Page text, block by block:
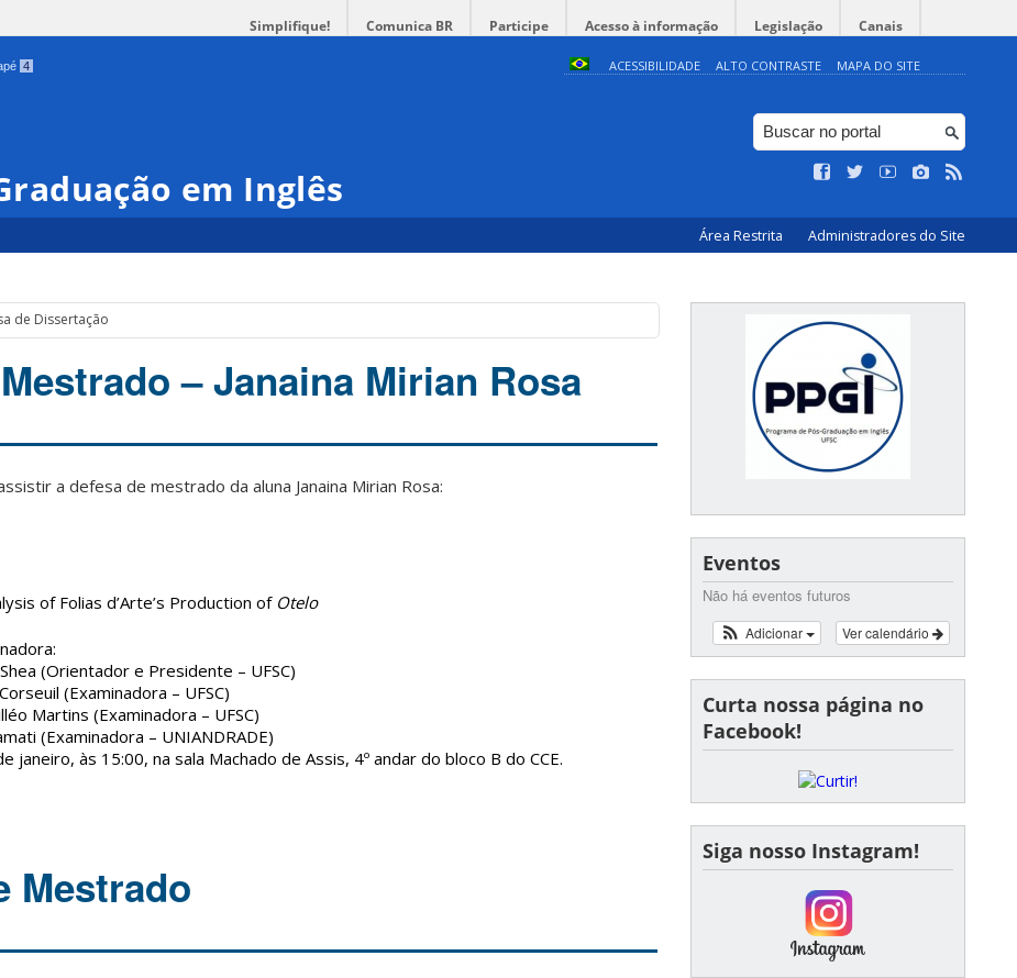
Simplifique! Comunica BR Participe Acesso à informação Legislação Canais
4 ACESSIBILIDADE ALTO CONTRASTE MAPA DO SITE
em Inglês
Área Restrita Administradores do Site
de Dissertação
– Janaina Mirian Rosa
a defesa de mestrado da aluna Janaina Mirian Rosa:
of Folias d’Arte’s Production of Otelo
(Orientador e Presidente – UFSC)
(Examinadora – UFSC)
Martins (Examinadora – UFSC)
(Examinadora – UNIANDRADE)
janeiro, às 15:00, na sala Machado de Assis, 4º andar do bloco B do CCE.
Mestrado
Eventos
Não há eventos futuros
Ver calendário
Adicionar
Curta nossa página no
Facebook!
Siga nosso Instagram!